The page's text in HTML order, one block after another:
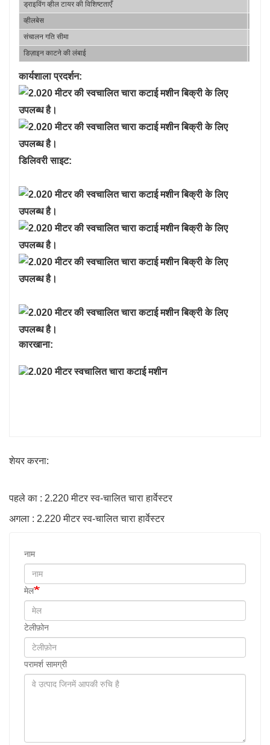
ड्राइविंग व्हील टायर की विशिष्टताएँ
व्हीलबेस
संचालन गति सीमा
डिज़ाइन काटने की लंबाई
कार्यशाला प्रदर्शन:
डिलिवरी साइट:
कारखाना:
शेयर करना:
पहले का : 2.220 मीटर स्व-चालित चारा हार्वेस्टर
अगला : 2.220 मीटर स्व-चालित चारा हार्वेस्टर
नाम
मेल
टेलीफ़ोन
परामर्श सामग्री